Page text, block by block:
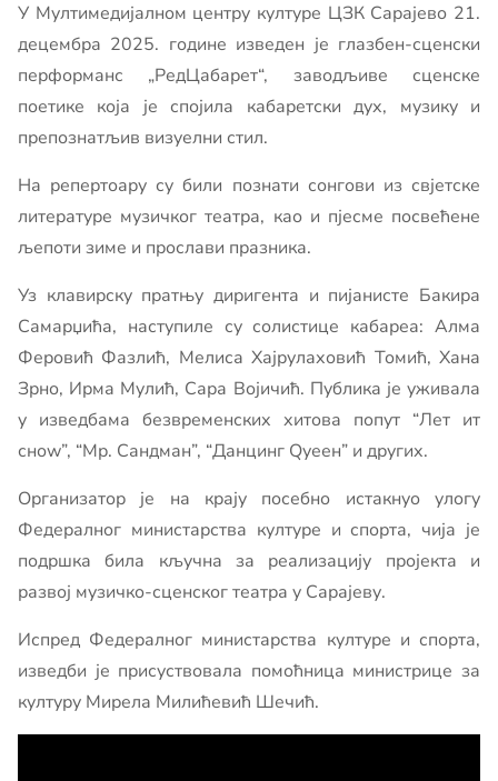
У Мултимедијалном центру културе ЦЗК Сарајево 21.
децембра 2025. године изведен је глазбен-сценски
перформанс „РедЦабарет“, заводљиве сценске
поетике која је спојила кабаретски дух, музику и
препознатљив визуелни стил.
На репертоару су били познати сонгови из свјетске
литературе музичког театра, као и пјесме посвећене
љепоти зиме и прослави празника.
Уз клавирску пратњу диригента и пијанисте Бакира
Самарџића, наступиле су солистице кабареа: Алма
Феровић Фазлић, Мелиса Хајрулаховић Томић, Хана
Зрно, Ирма Мулић, Сара Војичић. Публика је уживала
у изведбама безвременских хитова попут “Лет ит
сноw”, “Мр. Сандман”, “Данцинг Qуеен” и других.
Организатор је на крају посебно истакнуо улогу
Федералног министарства културе и спорта, чија је
подршка била кључна за реализацију пројекта и
развој музичко-сценског театра у Сарајеву.
Испред Федералног министарства културе и спорта,
изведби је присуствовала помоћница министрице за
културу Мирела Милићевић Шечић.